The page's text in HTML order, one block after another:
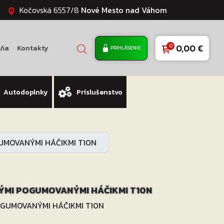
Kočovská 6557/8 Nové Mesto nad Váhom
Kontakty PRIHLÁSENIE 0,00€
Autodoplnky Príslušenstvo
HÁČIKMI T10N
POGUMOVANÝMI HÁČIKMI T10N
HÁČIKMI T10N